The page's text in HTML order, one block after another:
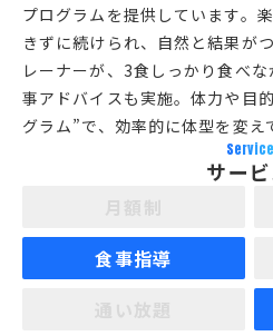
プログラムを提供しています。
きずに続けられ、自然と結果が
レーナーが、3食しっかり食べ
事アドバイスも実施。体力や目
グラム”で、効率的に体型を変え
Service
サー
食事指導